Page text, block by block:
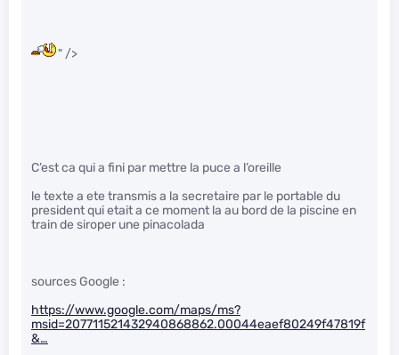
" />
C’est ca qui a fini par mettre la puce a l’oreille
le texte a ete transmis a la secretaire par le portable du
president qui etait a ce moment la au bord de la piscine en
train de siroper une pinacolada
sources Google :
https://www.google.com/maps/ms?
msid=207711521432940868862.00044eaef80249f47819f
&…